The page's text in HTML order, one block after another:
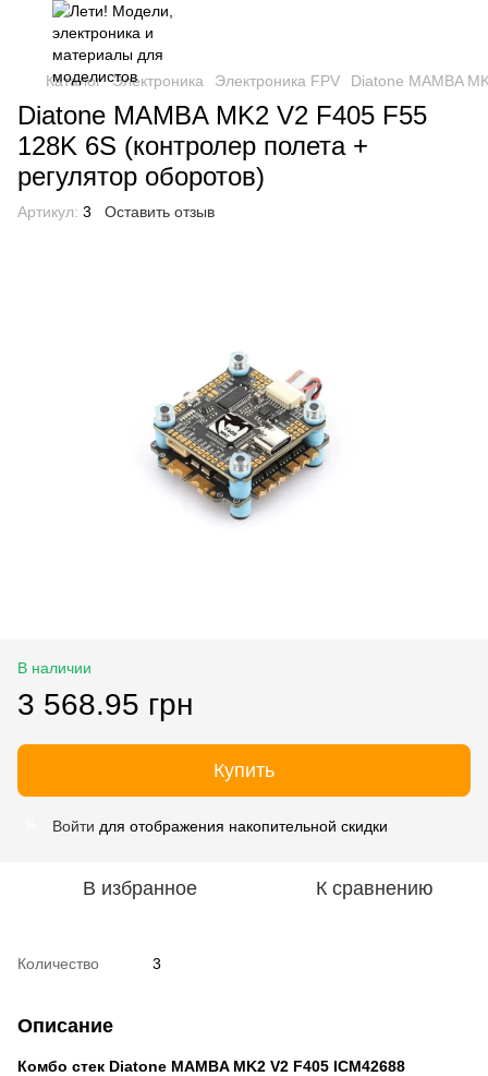
Каталог Электроника Электроника FPV Diatone MAMBA
Diatone MAMBA MK2 V2 F405 F55
128K 6S (контролер полета +
регулятор оборотов)
Артикул: 3 Оставить отзыв
В наличии
3 568.95 грн
Купить
Войти для отображения накопительной скидки
В избранное К сравнению
Количество 3
Описание
Комбо стек Diatone MAMBA MK2 V2 F405 ICM42688